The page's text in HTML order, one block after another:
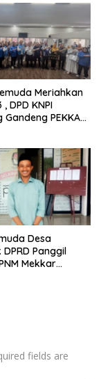
Meriahkan
DPD KNPI
PEKKA
Desa
Panggil
Mekkar
fields are